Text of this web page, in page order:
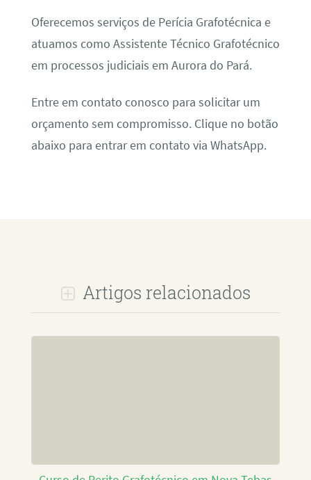
Oferecemos serviços de Perícia Grafotécnica e
atuamos como Assistente Técnico Grafotécnico
em processos judiciais em Aurora do Pará.
Entre em contato conosco para solicitar um
orçamento sem compromisso. Clique no botão
abaixo para entrar em contato via WhatsApp.
Artigos relacionados